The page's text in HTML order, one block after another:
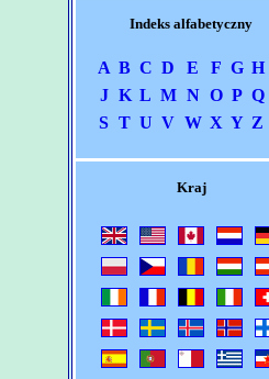
Indeks alfabetyczny
A B C D E F G H
J K L M N O P Q
S T U V W X Y Z
Kraj